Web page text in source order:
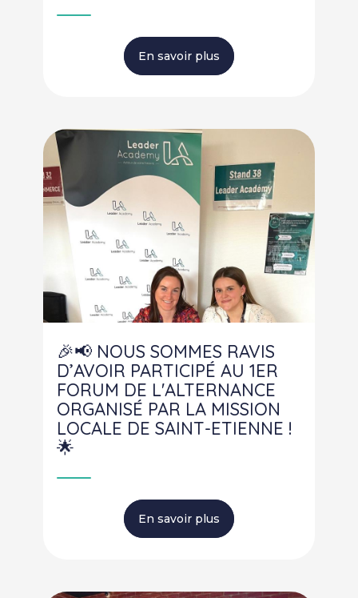
En savoir plus
🎉📢 NOUS SOMMES RAVIS
D’AVOIR PARTICIPÉ AU 1ER
FORUM DE L'ALTERNANCE
ORGANISÉ PAR LA MISSION
LOCALE DE SAINT-ETIENNE !
🌟
En savoir plus